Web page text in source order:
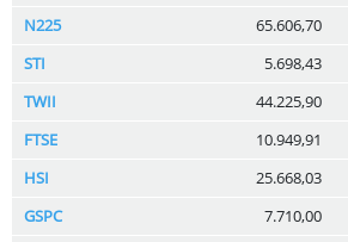
N225 65.606,70
STI 5.698,43
TWII 44.225,90
FTSE 10.949,91
HSI 25.668,03
GSPC 7.710,00